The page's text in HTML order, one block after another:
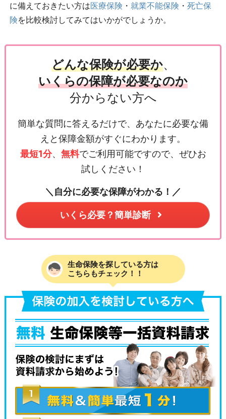
に備えておきたい方は医療保険 ・ 就業不能保険 ・ 死亡保
険を比較検討してみてはいかがでしょうか。
どんな保険が必要か、
いくらの保障が必要なのか
分からない方へ
簡単な質問に答えるだけで、あなたに必要な備
えと保障金額がすぐにわかります。
最短1分、 無料でご利用可能ですので、ぜひお
試しください！
＼自分に必要な保障がわかる！／
いくら必要？簡単診断
生命保険を探している方は
こちらもチェック！！